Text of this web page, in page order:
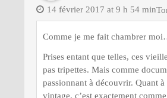
14 février 2017 at 9 h 54 min
Comme je me fait chambrer
Prises entant que telles, ces
pas tripettes. Mais comme
passionnant à découvrir. Quant à
vintage, c’est exactement